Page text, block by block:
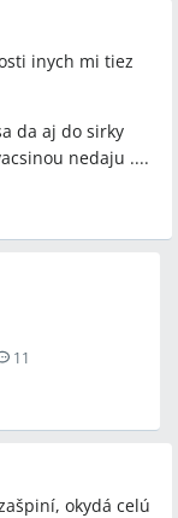
inych mi tiez
da aj do sirky
nedaju ....
11
okydá celú